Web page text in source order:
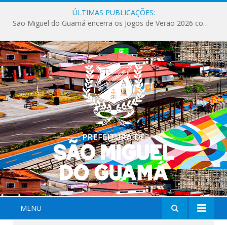
ÚLTIMAS PUBLICAÇÕES:
São Miguel do Guamá encerra os Jogos de Verão 2026 com sucesso de público e competições.
MENU